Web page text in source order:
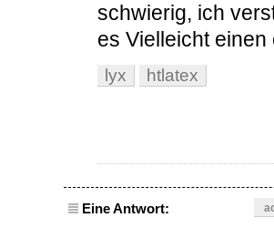
schwierig, ich
es Vielleicht
lyx htlatex
Eine Antwort: